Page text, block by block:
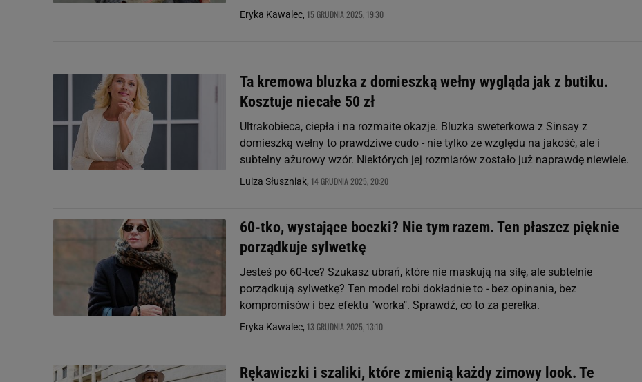
Eryka Kawalec, 15 GRUDNIA 2025, 19:30
Ta kremowa bluzka z domieszką wełny wygląda jak z butiku.
Kosztuje niecałe 50 zł
Ultrakobieca, ciepła i na rozmaite okazje. Bluzka sweterkowa z Sinsay z
domieszką wełny to prawdziwe cudo - nie tylko ze względu na jakość, ale i
subtelny ażurowy wzór. Niektórych jej rozmiarów zostało już naprawdę niewiele.
Luiza Słuszniak, 14 GRUDNIA 2025, 20:20
60-tko, wystające boczki? Nie tym razem. Ten płaszcz pięknie
porządkuje sylwetkę
Jesteś po 60-tce? Szukasz ubrań, które nie maskują na siłę, ale subtelnie
porządkują sylwetkę? Ten model robi dokładnie to - bez opinania, bez
kompromisów i bez efektu "worka". Sprawdź, co to za perełka.
Eryka Kawalec, 13 GRUDNIA 2025, 13:10
Rękawiczki i szaliki, które zmienią każdy zimowy look. Te